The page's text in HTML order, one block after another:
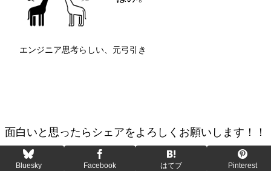
エンジニア思考らしい、元弓引き
面白いと思ったらシェアをよろしくお願いします！！
Bluesky Facebook はてブ Pinterest